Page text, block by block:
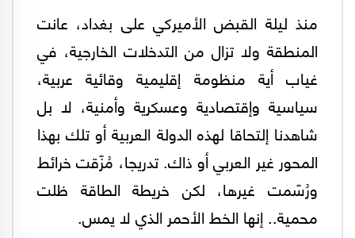
منذ ليلة القبض الأميركي على بغداد، عانت
المنطقة ولا تزال من التدخلات الخارجية، في
غياب أية منظومة إقليمية وقائية عربية،
سياسية وإقتصادية وعسكرية وأمنية، لا بل
شاهدنا إلتحاقا لهذه الدولة العربية أو تلك بهذا
المحور غير العربي أو ذاك. تدريجا، مُزّقت خرائط
ورُسّمت غيرها، لكن خريطة الطاقة ظلت
محمية.. إنها الخط الأحمر الذي لا يمس.